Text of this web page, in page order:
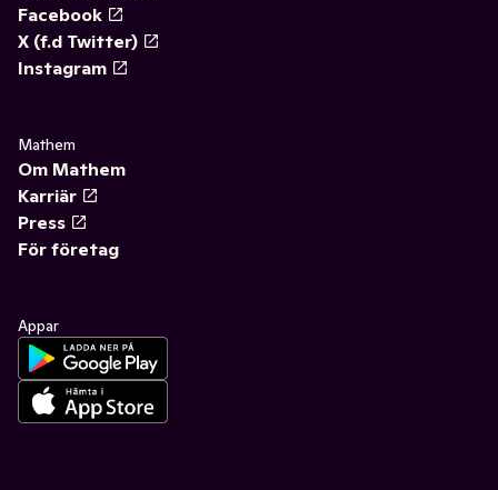
Facebook
X (f.d Twitter)
Instagram
Mathem
Om Mathem
Karriär
Press
För företag
Appar